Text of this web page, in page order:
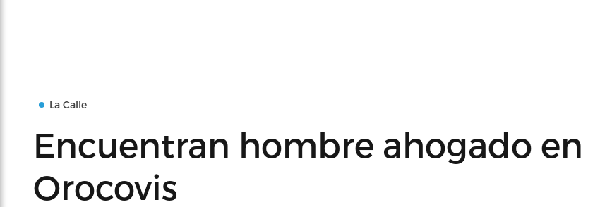
La Calle
Encuentran hombre ahogado en
Orocovis